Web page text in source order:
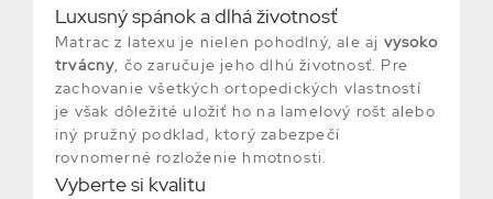
Luxusný spánok a dlhá životnosť
Matrac z latexu je nielen pohodlný, ale aj vysoko
trvácny, čo zaručuje jeho dlhú životnosť. Pre
zachovanie všetkých ortopedických vlastností
je však dôležité uložiť ho na lamelový rošt alebo
iný pružný podklad, ktorý zabezpečí
rovnomerné rozloženie hmotnosti.
Vyberte si kvalitu